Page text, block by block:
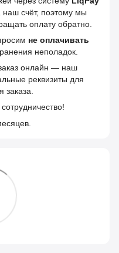
счёт, поэтому мы
оплату обратно.
не оплачивать
неполадок.
онлайн — наш
реквизиты для